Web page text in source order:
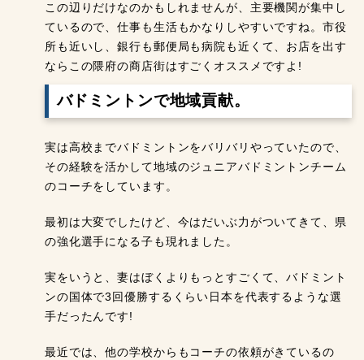
この辺りだけなのかもしれませんが、主要機関が集中し
ているので、仕事も生活もかなりしやすいですね。市役
所も近いし、銀行も郵便局も病院も近くて、お店を出す
ならこの隈府の商店街はすごくオススメですよ!
バドミントンで地域貢献。
実は高校までバドミントンをバリバリやっていたので、
その経験を活かして地域のジュニアバドミントンチーム
のコーチをしています。
最初は大変でしたけど、今はだいぶ力がついてきて、県
の強化選手になる子も現れました。
実をいうと、妻はぼくよりもっとすごくて、バドミント
ンの国体で3回優勝するくらい日本を代表するような選
手だったんです!
最近では、他の学校からもコーチの依頼がきているの